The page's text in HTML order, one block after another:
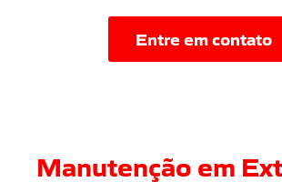
Entre em contato
Manutenção em